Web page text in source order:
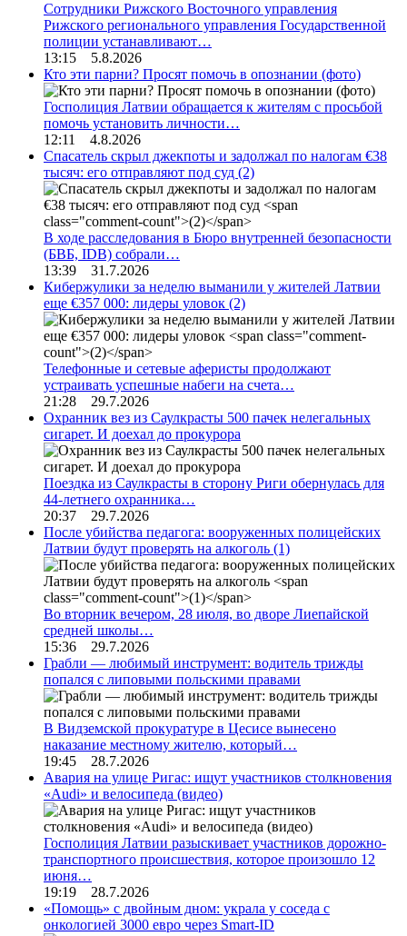
Сотрудники Рижского Восточного управления
Рижского регионального управления Государственной
полиции устанавливают…
13:15 5.8.2026
Кто эти парни? Просят помочь в опознании (фото)
Госполиция Латвии обращается к жителям с просьбой
помочь установить личности…
12:11 4.8.2026
Спасатель скрыл джекпоты и задолжал по налогам €38
тысяч: его отправляют под суд (2)
В ходе расследования в Бюро внутренней безопасности
(БВБ, IDB) собрали…
13:39 31.7.2026
Кибержулики за неделю выманили у жителей Латвии
еще €357 000: лидеры уловок (2)
Телефонные и сетевые аферисты продолжают
устраивать успешные набеги на счета…
21:28 29.7.2026
Охранник вез из Саулкрасты 500 пачек нелегальных
сигарет. И доехал до прокурора
Поездка из Саулкрасты в сторону Риги обернулась для
44-летнего охранника…
20:37 29.7.2026
После убийства педагога: вооруженных полицейских
Латвии будут проверять на алкоголь (1)
Во вторник вечером, 28 июля, во дворе Лиепайской
средней школы…
15:36 29.7.2026
Грабли — любимый инструмент: водитель трижды
попался с липовыми польскими правами
В Видземской прокуратуре в Цесисе вынесено
наказание местному жителю, который…
19:45 28.7.2026
Авария на улице Ригас: ищут участников столкновения
«Audi» и велосипеда (видео)
Госполиция Латвии разыскивает участников дорожно-
транспортного происшествия, которое произошло 12
июня…
19:19 28.7.2026
«Помощь» с двойным дном: украла у соседа с
онкологией 3000 евро через Smart-ID